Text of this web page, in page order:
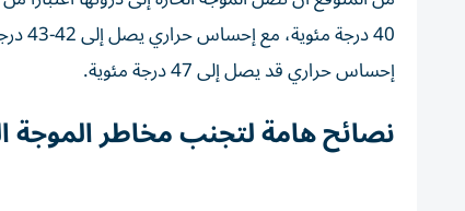
إحساس حراري قد يصل إلى 47 درجة مئوية.
نصائح هامة لتجنب مخاطر الموجة